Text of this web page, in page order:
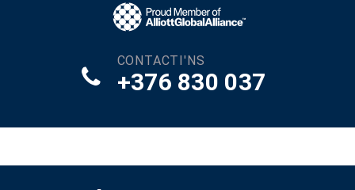
CONTACTI'NS
+376 830 037